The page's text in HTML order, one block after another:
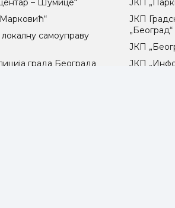
самоуправу
града Београда
ЈКП
„Београд“
ЈКП
ЈКП